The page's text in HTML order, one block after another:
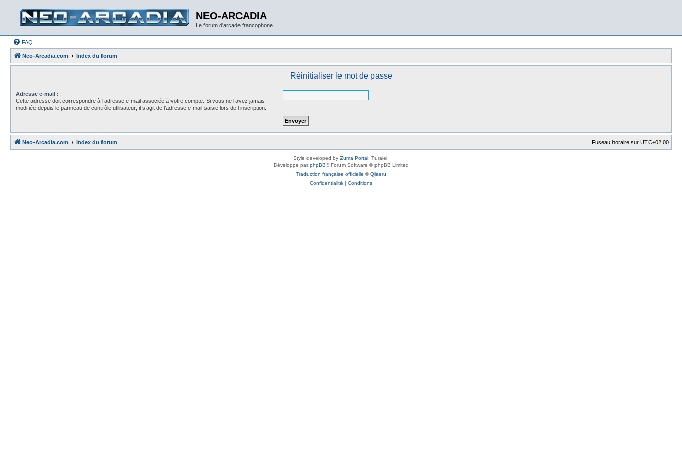
NEO-ARCADIA
Le forum d'arcade francophone
FAQ
Neo-Arcadia.com Index du forum
Réinitialiser le mot de passe
Adresse e-mail :
Cette adresse doit correspondre à l’adresse e-mail associée à votre compte. Si vous ne l’avez jamais
modifiée depuis le panneau de contrôle utilisateur, il s’agit de l’adresse e-mail saisie lors de l’inscription.
Neo-Arcadia.com Index du forum Fuseau horaire sur UTC+02:00
Style developed by Zuma Portal , Turaiel,
Développé parphpBB® Forum Software © phpBB Limited
Traduction française officielle ©Qiaeru
Confidentialité | Conditions